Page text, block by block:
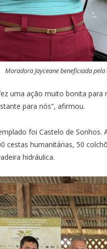
Moradora Jayceane beneficiada
uma ação muito bonita
para nós”, afirmou.
foi Castelo de
cestas humanitárias, 50
hidráulica.